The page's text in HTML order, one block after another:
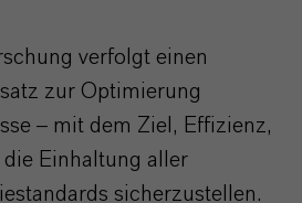
verfolgt einen
zur Optimierung
– mit dem Ziel, Effizienz,
Einhaltung aller
sicherzustellen.